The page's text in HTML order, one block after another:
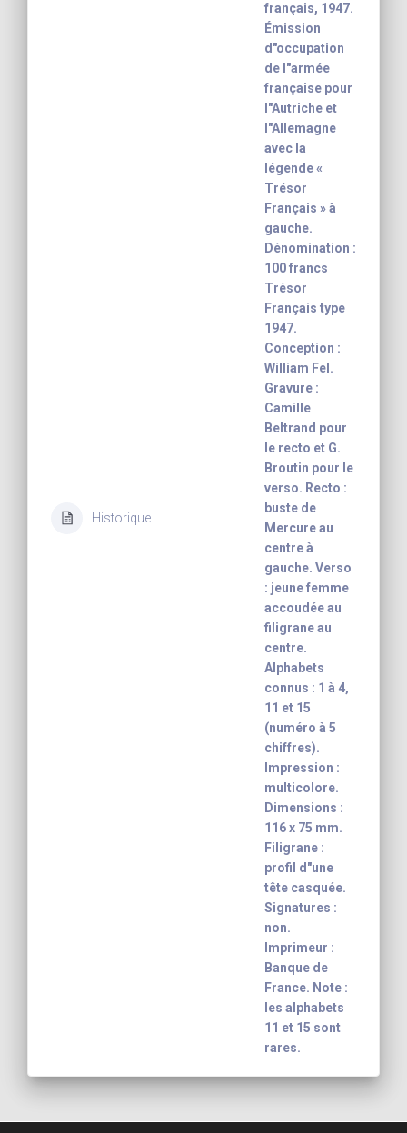
Historique
français, 1947.
Émission
d"occupation
de l"armée
française pour
l"Autriche et
l"Allemagne
avec la
légende «
Trésor
Français » à
gauche.
Dénomination :
100 francs
Trésor
Français type
1947.
Conception :
William Fel.
Gravure :
Camille
Beltrand pour
le recto et G.
Broutin pour le
verso. Recto :
buste de
Mercure au
centre à
gauche. Verso
: jeune femme
accoudée au
filigrane au
centre.
Alphabets
connus : 1 à 4,
11 et 15
(numéro à 5
chiffres).
Impression :
multicolore.
Dimensions :
116 x 75 mm.
Filigrane :
profil d"une
tête casquée.
Signatures :
non.
Imprimeur :
Banque de
France. Note :
les alphabets
11 et 15 sont
rares.